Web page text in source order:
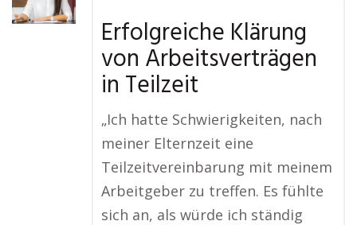
Erfolgreiche Klärung
von Arbeitsverträgen
in Teilzeit
„Ich hatte Schwierigkeiten, nach
meiner Elternzeit eine
Teilzeitvereinbarung mit meinem
Arbeitgeber zu treffen. Es fühlte
sich an, als würde ich ständig